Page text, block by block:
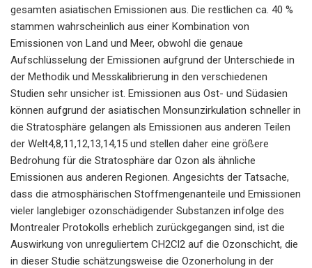
gesamten asiatischen Emissionen aus. Die restlichen ca. 40 %
stammen wahrscheinlich aus einer Kombination von
Emissionen von Land und Meer, obwohl die genaue
Aufschlüsselung der Emissionen aufgrund der Unterschiede in
der Methodik und Messkalibrierung in den verschiedenen
Studien sehr unsicher ist. Emissionen aus Ost- und Südasien
können aufgrund der asiatischen Monsunzirkulation schneller in
die Stratosphäre gelangen als Emissionen aus anderen Teilen
der Welt4,8,11,12,13,14,15 und stellen daher eine größere
Bedrohung für die Stratosphäre dar Ozon als ähnliche
Emissionen aus anderen Regionen. Angesichts der Tatsache,
dass die atmosphärischen Stoffmengenanteile und Emissionen
vieler langlebiger ozonschädigender Substanzen infolge des
Montrealer Protokolls erheblich zurückgegangen sind, ist die
Auswirkung von unreguliertem CH2Cl2 auf die Ozonschicht, die
in dieser Studie schätzungsweise die Ozonerholung in der